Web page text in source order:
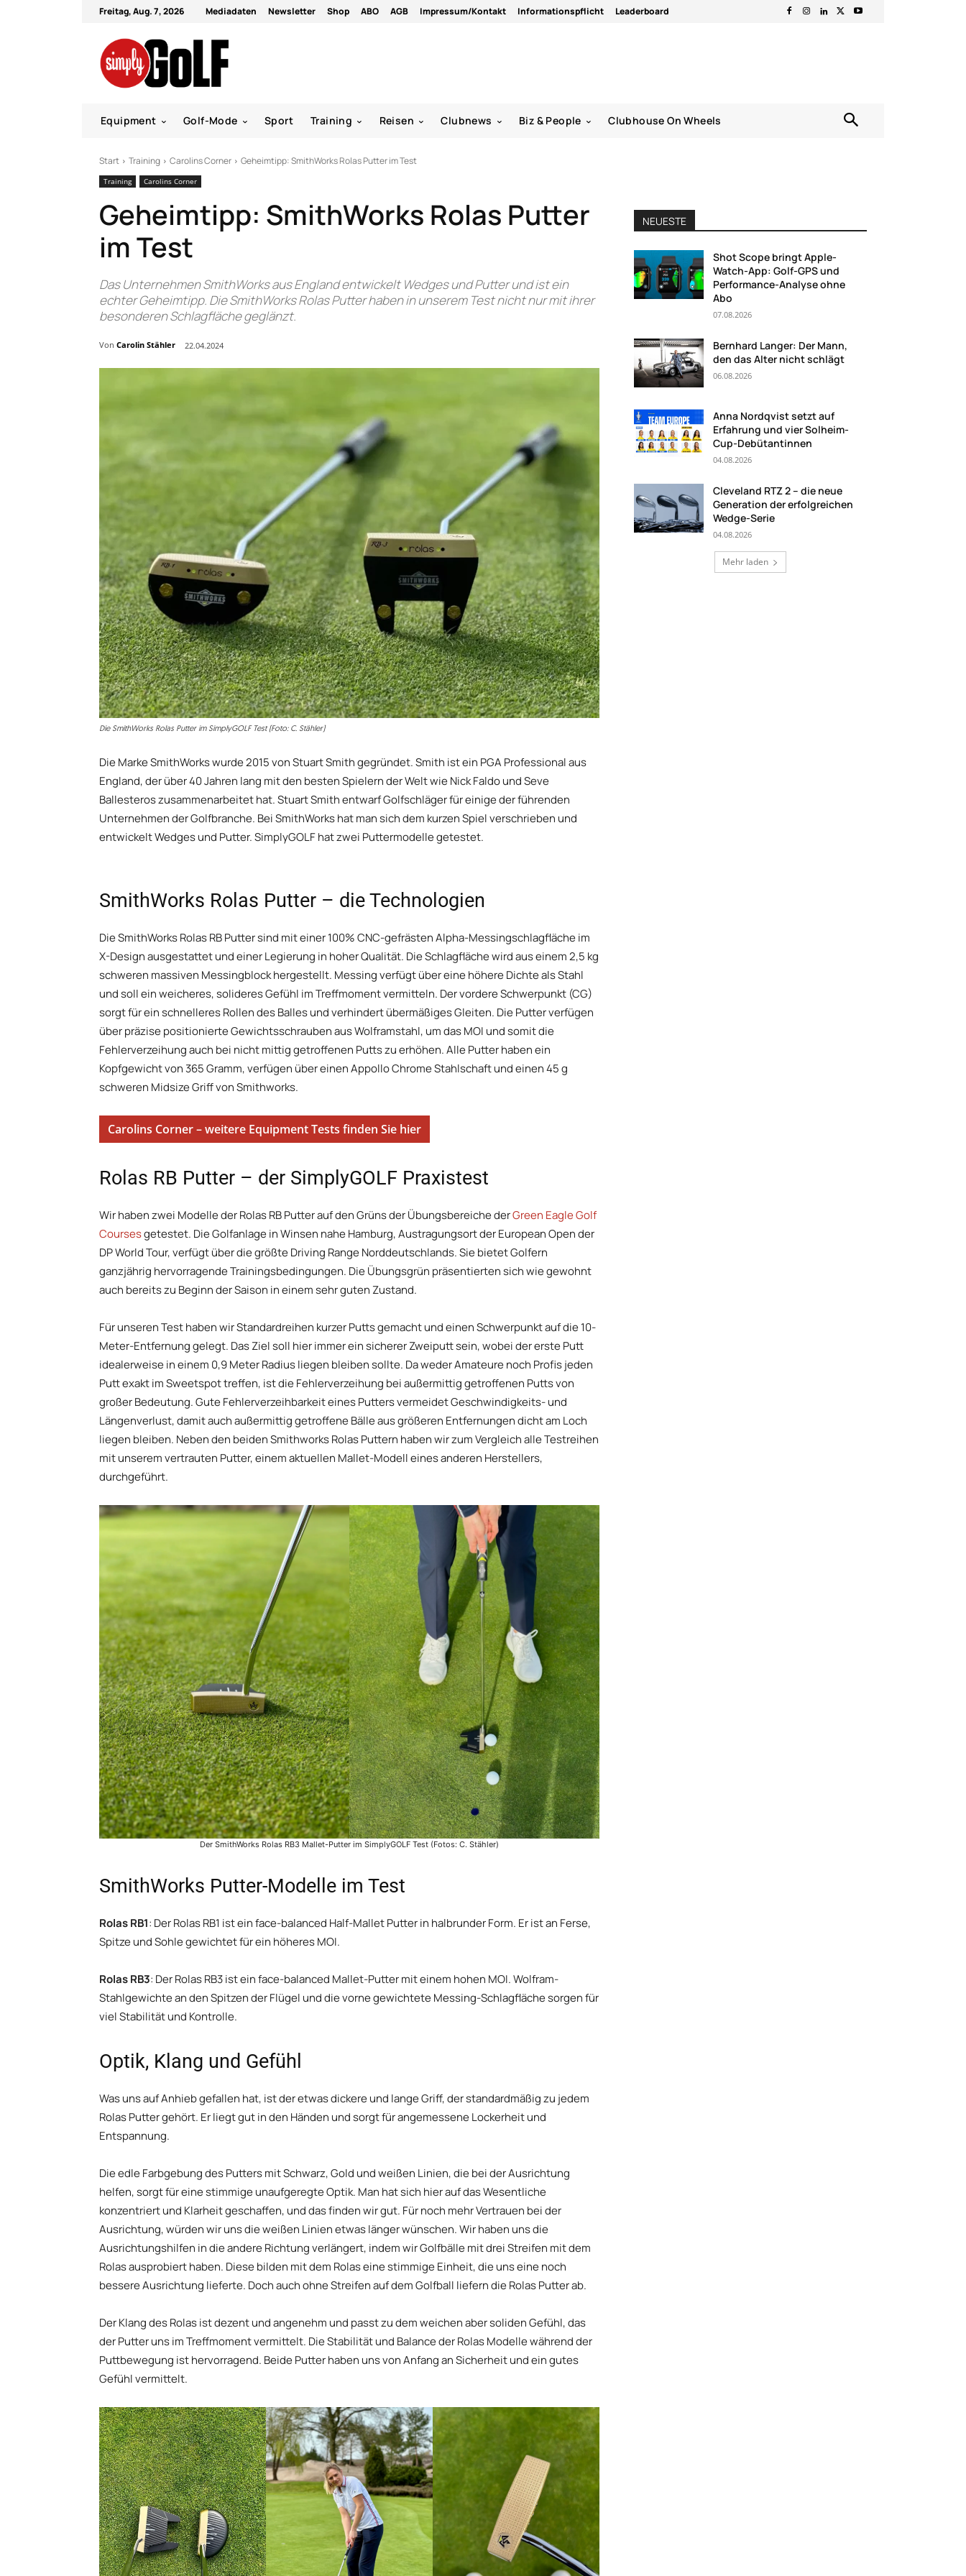
Freitag, Aug. 7, 2026 Mediadaten Newsletter Shop ABO AGB Impressum/Kontakt Informationspflicht Leaderboard
Equipment Golf-Mode Sport Training Reisen Clubnews Biz & People Clubhouse On Wheels
Start Training Carolins Corner Geheimtipp: SmithWorks Rolas Putter im Test
Training Carolins Corner
Geheimtipp: SmithWorks Rolas Putter
im Test
Das Unternehmen SmithWorks aus England entwickelt Wedges und Putter und ist ein
echter Geheimtipp. Die SmithWorks Rolas Putter haben in unserem Test nicht nur mit ihrer
besonderen Schlagfläche geglänzt.
Von Carolin Stähler 22.04.2024
Die SmithWorks Rolas Putter im SimplyGOLF Test (Foto: C. Stähler)
Die Marke SmithWorks wurde 2015 von Stuart Smith gegründet. Smith ist ein PGA Professional aus
England, der über 40 Jahren lang mit den besten Spielern der Welt wie Nick Faldo und Seve
Ballesteros zusammenarbeitet hat. Stuart Smith entwarf Golfschläger für einige der führenden
Unternehmen der Golfbranche. Bei SmithWorks hat man sich dem kurzen Spiel verschrieben und
entwickelt Wedges und Putter. SimplyGOLF hat zwei Puttermodelle getestet.
SmithWorks Rolas Putter – die Technologien
Die SmithWorks Rolas RB Putter sind mit einer 100% CNC-gefrästen Alpha-Messingschlagfläche im
X-Design ausgestattet und einer Legierung in hoher Qualität. Die Schlagfläche wird aus einem 2,5 kg
schweren massiven Messingblock hergestellt. Messing verfügt über eine höhere Dichte als Stahl
und soll ein weicheres, solideres Gefühl im Treffmoment vermitteln. Der vordere Schwerpunkt (CG)
sorgt für ein schnelleres Rollen des Balles und verhindert übermäßiges Gleiten. Die Putter verfügen
über präzise positionierte Gewichtsschrauben aus Wolframstahl, um das MOI und somit die
Fehlerverzeihung auch bei nicht mittig getroffenen Putts zu erhöhen. Alle Putter haben ein
Kopfgewicht von 365 Gramm, verfügen über einen Appollo Chrome Stahlschaft und einen 45 g
schweren Midsize Griff von Smithworks.
Carolins Corner – weitere Equipment Tests finden Sie hier
Rolas RB Putter – der SimplyGOLF Praxistest
Wir haben zwei Modelle der Rolas RB Putter auf den Grüns der Übungsbereiche derGreen Eagle Golf
Coursesgetestet. Die Golfanlage in Winsen nahe Hamburg, Austragungsort der European Open der
DP World Tour, verfügt über die größte Driving Range Norddeutschlands. Sie bietet Golfern
ganzjährig hervorragende Trainingsbedingungen. Die Übungsgrün präsentierten sich wie gewohnt
auch bereits zu Beginn der Saison in einem sehr guten Zustand.
Für unseren Test haben wir Standardreihen kurzer Putts gemacht und einen Schwerpunkt auf die 10-
Meter-Entfernung gelegt. Das Ziel soll hier immer ein sicherer Zweiputt sein, wobei der erste Putt
idealerweise in einem 0,9 Meter Radius liegen bleiben sollte. Da weder Amateure noch Profis jeden
Putt exakt im Sweetspot treffen, ist die Fehlerverzeihung bei außermittig getroffenen Putts von
großer Bedeutung. Gute Fehlerverzeihbarkeit eines Putters vermeidet Geschwindigkeits- und
Längenverlust, damit auch außermittig getroffene Bälle aus größeren Entfernungen dicht am Loch
liegen bleiben. Neben den beiden Smithworks Rolas Puttern haben wir zum Vergleich alle Testreihen
mit unserem vertrauten Putter, einem aktuellen Mallet-Modell eines anderen Herstellers,
durchgeführt.
Der SmithWorks Rolas RB3 Mallet-Putter im SimplyGOLF Test (Fotos: C. Stähler)
SmithWorks Putter-Modelle im Test
Rolas RB1: Der Rolas RB1 ist ein face-balanced Half-Mallet Putter in halbrunder Form. Er ist an Ferse,
Spitze und Sohle gewichtet für ein höheres MOI.
Rolas RB3: Der Rolas RB3 ist ein face-balanced Mallet-Putter mit einem hohen MOI. Wolfram-
Stahlgewichte an den Spitzen der Flügel und die vorne gewichtete Messing-Schlagfläche sorgen für
viel Stabilität und Kontrolle.
Optik, Klang und Gefühl
Was uns auf Anhieb gefallen hat, ist der etwas dickere und lange Griff, der standardmäßig zu jedem
Rolas Putter gehört. Er liegt gut in den Händen und sorgt für angemessene Lockerheit und
Entspannung.
Die edle Farbgebung des Putters mit Schwarz, Gold und weißen Linien, die bei der Ausrichtung
helfen, sorgt für eine stimmige unaufgeregte Optik. Man hat sich hier auf das Wesentliche
konzentriert und Klarheit geschaffen, und das finden wir gut. Für noch mehr Vertrauen bei der
Ausrichtung, würden wir uns die weißen Linien etwas länger wünschen. Wir haben uns die
Ausrichtungshilfen in die andere Richtung verlängert, indem wir Golfbälle mit drei Streifen mit dem
Rolas ausprobiert haben. Diese bilden mit dem Rolas eine stimmige Einheit, die uns eine noch
bessere Ausrichtung lieferte. Doch auch ohne Streifen auf dem Golfball liefern die Rolas Putter ab.
Der Klang des Rolas ist dezent und angenehm und passt zu dem weichen aber soliden Gefühl, das
der Putter uns im Treffmoment vermittelt. Die Stabilität und Balance der Rolas Modelle während der
Puttbewegung ist hervorragend. Beide Putter haben uns von Anfang an Sicherheit und ein gutes
Gefühl vermittelt.
NEUESTE
Shot Scope bringt Apple-
Watch-App: Golf-GPS und
Performance-Analyse ohne
Abo
07.08.2026
Bernhard Langer: Der Mann,
den das Alter nicht schlägt
06.08.2026
Anna Nordqvist setzt auf
Erfahrung und vier Solheim-
Cup-Debütantinnen
04.08.2026
Cleveland RTZ 2 – die neue
Generation der erfolgreichen
Wedge-Serie
04.08.2026
Mehr laden